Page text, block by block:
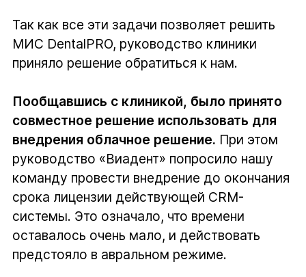
Так как все эти задачи позволяет решить
МИС DentalPRO, руководство клиники
приняло решение обратиться к нам.
Пообщавшись с клиникой, было принято
совместное решение использовать для
внедрения облачное решение. При этом
руководство «Виадент» попросило нашу
команду провести внедрение до окончания
срока лицензии действующей CRM-
системы. Это означало, что времени
оставалось очень мало, и действовать
предстояло в авральном режиме.